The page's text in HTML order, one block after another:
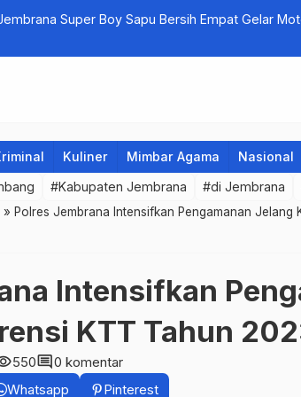
Super Boy Sapu Bersih Empat Gelar
Kuliner Mimbar Agama Nasional
#Kabupaten Jembrana #di Jembrana
» Polres Jembrana Intensifkan Pengamanan Jelang
Intensifkan
KTT Tahun
550comment0 komentar
Whatsapp Pinterest